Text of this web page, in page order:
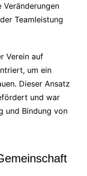
Veränderungen
Teamleistung
Verein auf
um ein
Dieser Ansatz
und war
und Bindung von